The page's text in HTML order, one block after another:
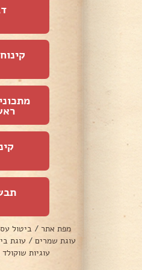
מפת אתר / ביטול
עוגת שמרים / עוגת
עוגיות